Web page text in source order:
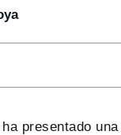
presentado